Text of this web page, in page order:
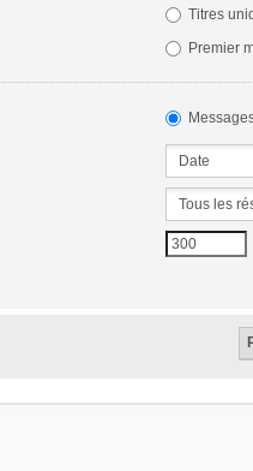
Titres
Premier